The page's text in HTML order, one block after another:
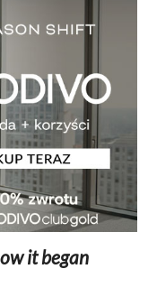
it began